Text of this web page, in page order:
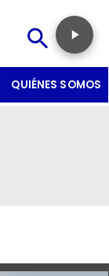
QUIÉNES SOMOS